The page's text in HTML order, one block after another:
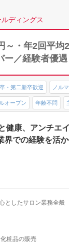
ディングス
・年2回平均
ー／経験者優
・第二新卒歓迎 ノル
オープン 年齢不問
健康、アンチエ
界での経験を活
としたサロン業務全般
粧品の販売